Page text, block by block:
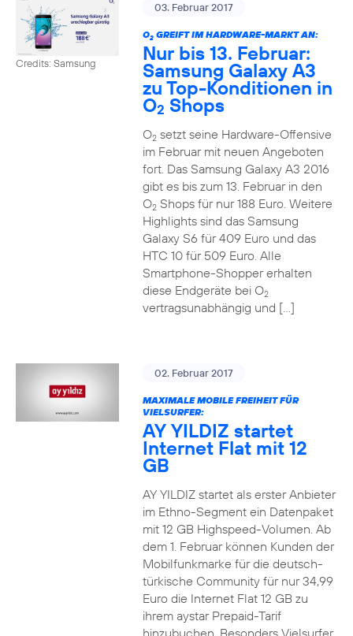
Credits: Samsung
03. Februar 2017
O2GREIFT IM HARDWARE-MARKT AN:
Nur bis 13. Februar:
Samsung Galaxy A3
zu Top-Konditionen in
O2 Shops
O2setzt seine Hardware-Offensive
im Februar mit neuen Angeboten
fort. Das Samsung Galaxy A3 2016
gibt es bis zum 13. Februar in den
O2Shops für nur 188 Euro. Weitere
Highlights sind das Samsung
Galaxy S6 für 409 Euro und das
HTC 10 für 509 Euro. Alle
Smartphone-Shopper erhalten
diese Endgeräte bei O2
vertragsunabhängig und […]
02. Februar 2017
MAXIMALE MOBILE FREIHEIT FÜR
VIELSURFER:
AY YILDIZ startet
Internet Flat mit 12
GB
AY YILDIZ startet als erster Anbieter
im Ethno-Segment ein Datenpaket
mit 12 GB Highspeed-Volumen. Ab
dem 1. Februar können Kunden der
Mobilfunkmarke für die deutsch-
türkische Community für nur 34,99
Euro die Internet Flat 12 GB zu
ihrem aystar Prepaid-Tarif
hinzubuchen. Besonders Vielsurfer